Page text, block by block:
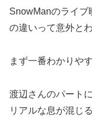
SnowManのライブ
の違いって意外と
まず一番わかりや
渡辺さんのパート
リアルな息が混じ